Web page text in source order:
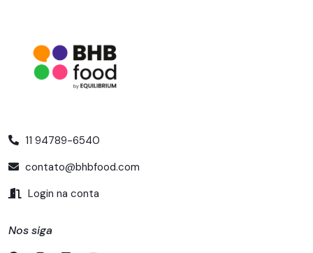
11 94789-6540
contato@bhbfood.com
Login na conta
Nos siga